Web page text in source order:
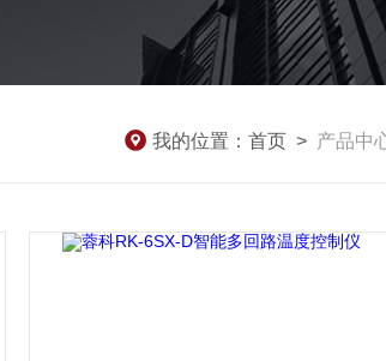
我的位置： 首页 > 产品中